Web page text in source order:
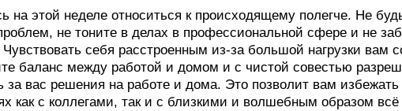
на этой неделе относиться к происходящему полегче. Не
не тоните в делах в профессиональной сфере и не
себя расстроенным из-за большой нагрузки вам
баланс между работой и домом и с чистой совестью
за вас решения на работе и дома. Это позволит вам избежать
как с коллегами, так и с близкими и волшебным образом всё